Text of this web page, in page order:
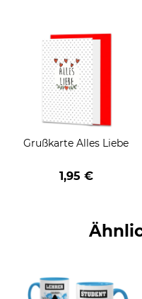
Grußkarte Alles Liebe
1,95 €